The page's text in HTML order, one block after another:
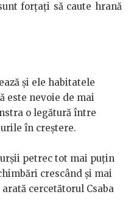
forțați să caute hrană
și ele habitatele
este nevoie de mai
o legătură între
în creștere.
petrec tot mai puțin
crescând și mai
cercetătorul Csaba